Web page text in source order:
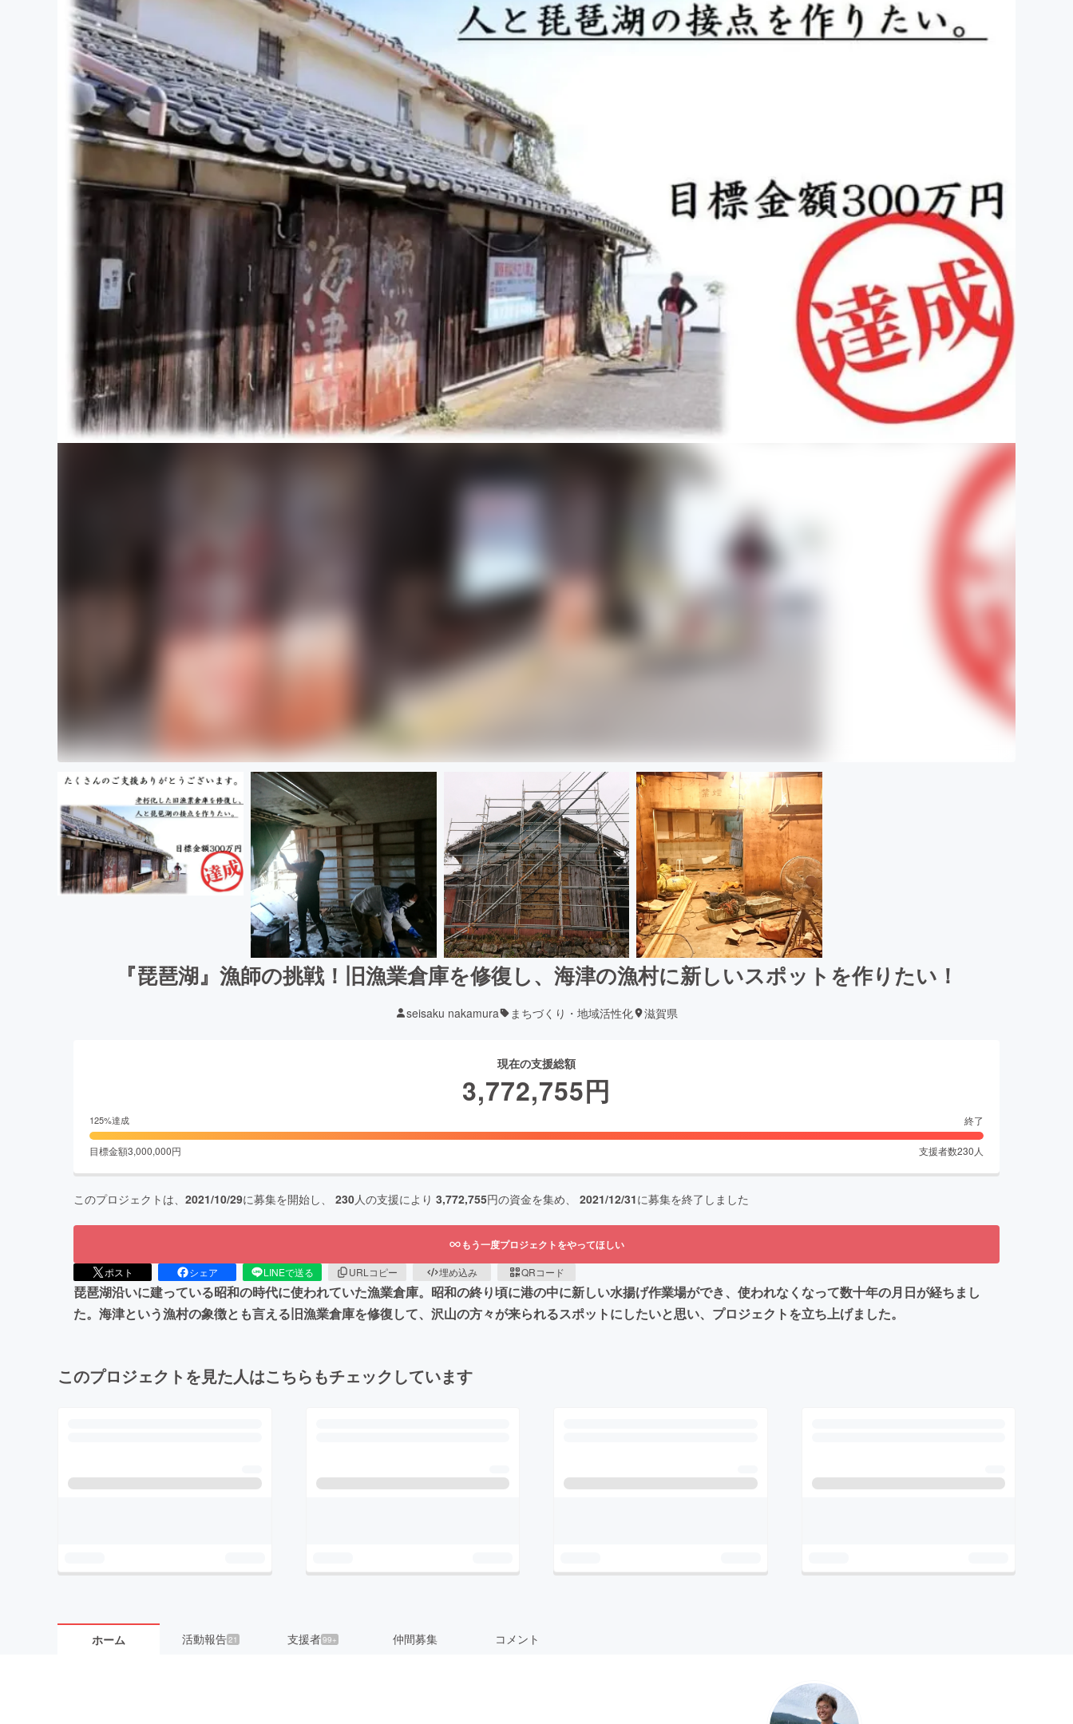
『琵琶湖』漁師の挑戦！旧漁業倉庫を修復し、海津の漁村に新しいスポットを作りたい！
seisaku nakamura まちづくり・地域活性化 滋賀県
現在の支援総額
3,772,755円
125%達成 終了
目標金額3,000,000円 支援者数230 人
このプロジェクトは、 2021/10/29に募集を開始し、 230人の支援により 3,772,755円の資金を集め、 2021/12/31に募集を終了しました
もう一度プロジェクトをやってほしい
ポスト シェア LINEで送る URLコピー 埋め込み QRコード
琵琶湖沿いに建っている昭和の時代に使われていた漁業倉庫。昭和の終り頃に港の中に新しい水揚げ作業場ができ、使われなくなって数十年の月日が経ちまし
た。海津という漁村の象徴とも言える旧漁業倉庫を修復して、沢山の方々が来られるスポットにしたいと思い、プロジェクトを立ち上げました。
このプロジェクトを見た人はこちらもチェックしています
ホーム 活動報告21 支援者99+ 仲間募集 コメント